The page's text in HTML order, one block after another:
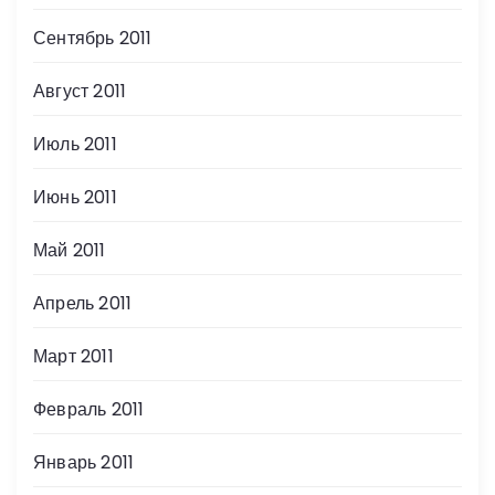
Сентябрь 2011
Август 2011
Июль 2011
Июнь 2011
Май 2011
Апрель 2011
Март 2011
Февраль 2011
Январь 2011